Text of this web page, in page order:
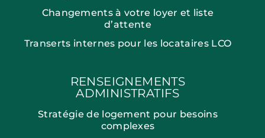
Changements à votre loyer et liste
d’attente
Transerts internes pour les locataires LCO
RENSEIGNEMENTS
ADMINISTRATIFS
Stratégie de logement pour besoins
complexes